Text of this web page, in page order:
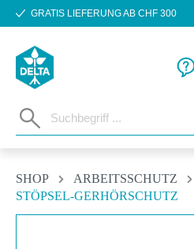
Zum Hauptinhalt springen
GRATIS LIEFERUNG AB CHF 300
SHOP ARBEITSSCHUTZ
STÖPSEL-GERHÖRSCHUTZ